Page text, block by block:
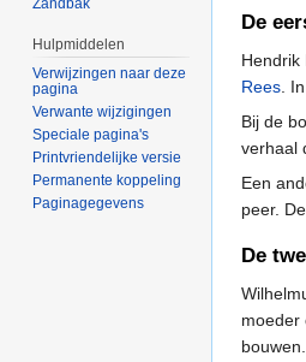
De
Hendrik
Rees . In
Bij de
verhaal
Een
peer.
De
moeder
bouwen.
Zandbak
Hulpmiddelen
Verwijzingen naar deze
pagina
Verwante wijzigingen
Speciale pagina's
Printvriendelijke versie
Permanente koppeling
Paginagegevens